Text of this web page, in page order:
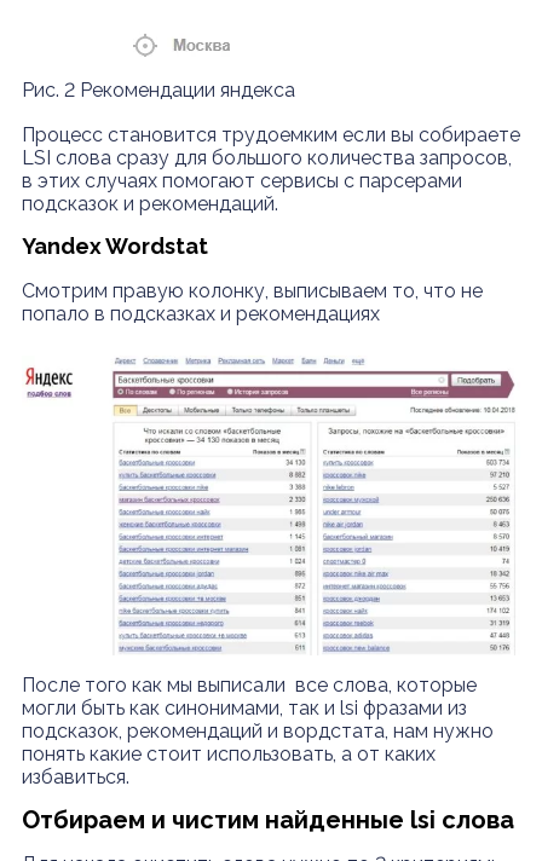
Рис. 2 Рекомендации яндекса
Процесс становится трудоемким если вы собираете
LSI слова сразу для большого количества запросов,
в этих случаях помогают сервисы с парсерами
подсказок и рекомендаций.
Yandex Wordstat
Смотрим правую колонку, выписываем то, что не
попало в подсказках и рекомендациях
После того как мы выписали все слова, которые
могли быть как синонимами, так и lsi фразами из
подсказок, рекомендаций и вордстата, нам нужно
понять какие стоит использовать, а от каких
избавиться.
Отбираем и чистим найденные lsi слова